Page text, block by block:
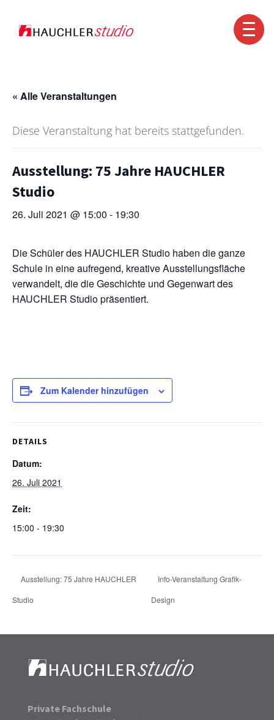
« Alle Veranstaltungen
Diese Veranstaltung hat bereits stattgefunden.
Ausstellung: 75 Jahre HAUCHLER
Studio
26. Juli 2021 @ 15:00 - 19:30
Die Schüler des HAUCHLER Studio haben die ganze
Schule in eine aufregend, kreative Ausstellungsfläche
verwandelt, die die Geschichte und Gegenwart des
HAUCHLER Studio präsentiert.
Zum Kalender hinzufügen
DETAILS
Datum:
26. Juli 2021
Zeit:
15:00 - 19:30
Ausstellung: 75 Jahre HAUCHLER
Studio
Info-Veranstaltung Grafik-
Design
Private Fachschule